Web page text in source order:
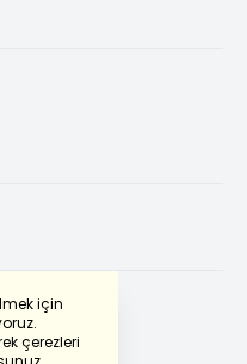
için
çerezleri